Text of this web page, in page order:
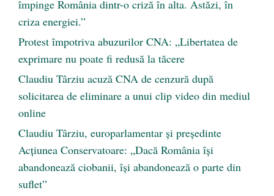
împinge România dintr-o criză în alta. Astăzi, în
criza energiei.”
Protest împotriva abuzurilor CNA: „Libertatea de
exprimare nu poate fi redusă la tăcere
Claudiu Târziu acuză CNA de cenzură după
solicitarea de eliminare a unui clip video din mediul
online
Claudiu Târziu, europarlamentar și președinte
Acțiunea Conservatoare: „Dacă România își
abandonează ciobanii, își abandonează o parte din
suflet”